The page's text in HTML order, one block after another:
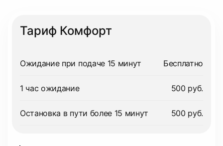
Тариф Комфорт
Ожидание при подаче 15 минут Бесплатно
1 час ожидание 500 руб.
Остановка в пути более 15 минут 500 руб.